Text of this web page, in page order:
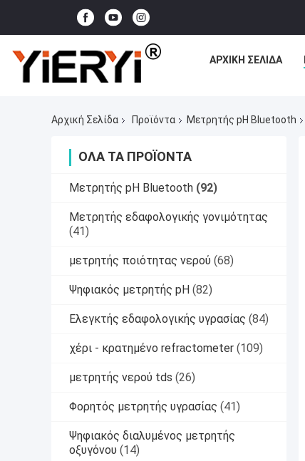
ΑΡΧΙΚΉ ΣΕΛΊΔΑ
Αρχική Σελίδα Προϊόντα Μετρητής pH Bluetooth
ΌΛΑ ΤΑ ΠΡΟΪΌΝΤΑ
Μετρητής pH Bluetooth (92)
Μετρητής εδαφολογικής γονιμότητας
(41)
μετρητής ποιότητας νερού (68)
Ψηφιακός μετρητής pH (82)
Ελεγκτής εδαφολογικής υγρασίας (84)
χέρι - κρατημένο refractometer (109)
μετρητής νερού tds (26)
Φορητός μετρητής υγρασίας (41)
Ψηφιακός διαλυμένος μετρητής
οξυγόνου (14)